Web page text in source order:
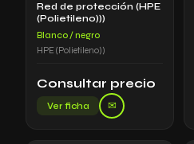
Red de protección (HPE
(Polietileno)))
Blanco / negro
HPE (Polietileno))
Consultar precio
Ver ficha ✉